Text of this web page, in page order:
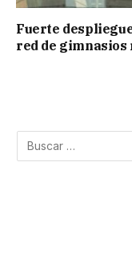
Fuerte
red de